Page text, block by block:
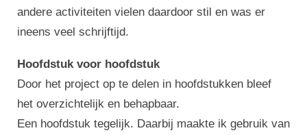
andere activiteiten vielen daardoor stil en was er
ineens veel schrijftijd.
Hoofdstuk voor hoofdstuk
Door het project op te delen in hoofdstukken bleef
het overzichtelijk en behapbaar.
Een hoofdstuk tegelijk. Daarbij maakte ik gebruik van